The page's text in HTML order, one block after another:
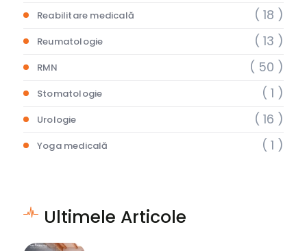
Reabilitare medicală ( 18 )
Reumatologie ( 13 )
RMN ( 50 )
Stomatologie ( 1 )
Urologie ( 16 )
Yoga medicală ( 1 )
Ultimele Articole